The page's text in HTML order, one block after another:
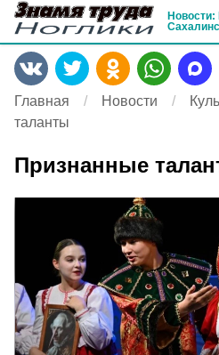
Новости:
Главная Новости
таланты
Признанные